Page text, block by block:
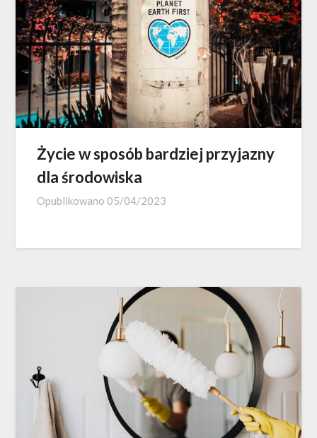
Życie w sposób bardziej przyjazny
dla środowiska
Opublikowano 05/04/2023